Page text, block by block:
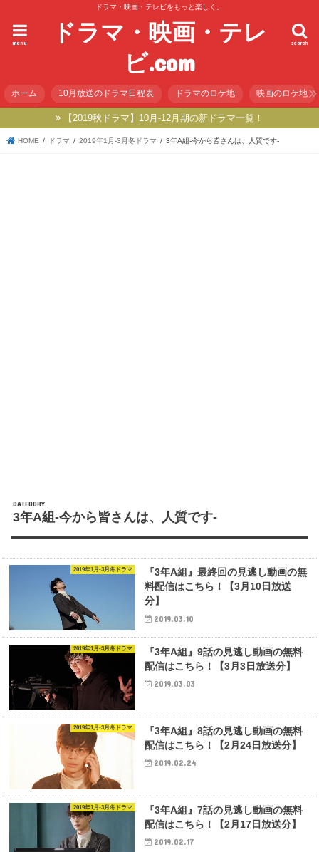
ドラマ・映画・テレビをもっと楽しく。
ドラマ・映画・テレ
ビ.com
search
menu
ホーム 10月放送のドラマ日程表 ドラマのロケ地 映画のロケ地
【2019秋ドラマ】10月-12月期の新ドラマ一覧！
HOME ドラマ 2019年1月-3月冬ドラマ 3年A組-今から皆さんは、人質です-
3年A組-今から皆さんは、人質です-
2019年1月-3月冬ドラマ
『3年A組』最終回の見逃し動画の無
料配信はこちら！【3月10日放送
分】
2019.03.10
2019年1月-3月冬ドラマ
『3年A組』9話の見逃し動画の無料
配信はこちら！【3月3日放送分】
2019.03.03
2019年1月-3月冬ドラマ
『3年A組』8話の見逃し動画の無料
配信はこちら！【2月24日放送分】
2019.02.24
2019年1月-3月冬ドラマ
『3年A組』7話の見逃し動画の無料
配信はこちら！【2月17日放送分】
2019.02.17